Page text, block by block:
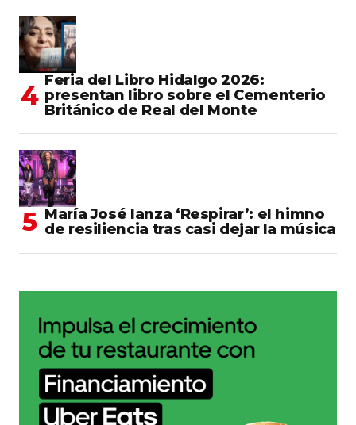
Feria del Libro Hidalgo 2026:
presentan libro sobre el Cementerio
Británico de Real del Monte
María José lanza ‘Respirar’: el himno
de resiliencia tras casi dejar la música